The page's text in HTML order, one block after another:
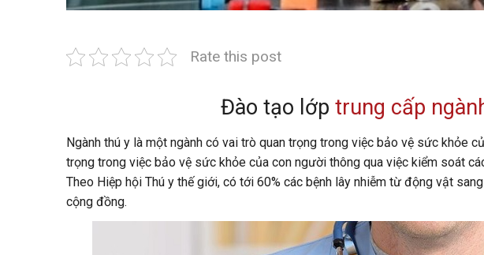
Rate this post
Đào tạo lớptrung cấp
Ngành thú y là một ngành có vai trò quan trọng trong việc bảo vệ sức khỏe
trọng trong việc bảo vệ sức khỏe của con người thông qua việc kiểm soát
Theo Hiệp hội Thú y thế giới, có tới 60% các bệnh lây nhiễm từ động vật
cộng đồng.